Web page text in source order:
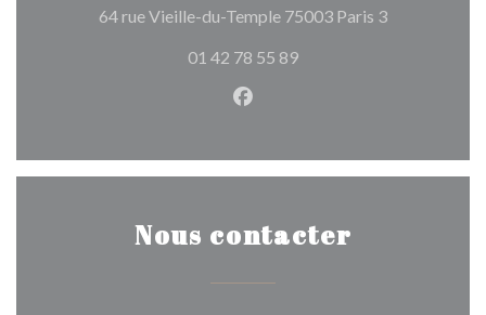
64 rue Vieille-du-Temple 75003 Paris 3((ouvre une
01 42 78 55 89
Facebook ((ouvre une
Nous contacter